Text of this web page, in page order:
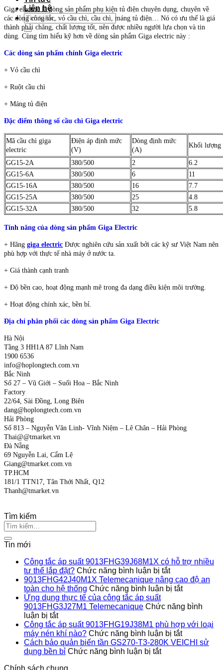
Liên hệ
Tìm
kiếm:
Giga electric là dòng sản phẩm phụ kiện tủ điện chuyên dụng, chuyên về
các dòng công tắc, vỏ cầu chì, cầu chì, máng tủ điện… Nó có ưu thế là giá
thành phải chăng, chất lượng tốt, nên được nhiều người lựa chọn và tin
dùng. Cùng tìm hiểu kỹ hơn về dòng sản phẩm Giga electric này :
Các dòng sản phẩm chính Giga electric
+ Vỏ cầu chì
+ Ruột cầu chì
+ Máng tủ điện
Đặc điểm thông số cầu chì Giga electric
Mã cầu chì giga
electric
Điện áp định mức
(V)
Dòng định mức
(A)
Khối lượng
GG15-2A 380/500 2
6.2
GG15-6A
380/500 6
11
GG15-16A
380/500 16
7.7
GG15-25A
380/500 25
4.8
GG15-32A
380/500 32 5.8
Tính năng của dòng sản phẩm Giga Electric
+ Hãng giga electric Được nghiên cứu sản xuất bởi các kỹ sư Việt Nam nên
phù hợp với thực tế nhà máy ở nước ta.
+ Giá thành cạnh tranh
+ Độ bền cao, hoạt động mạnh mẽ trong đa dạng điều kiện môi trường.
+ Hoạt động chính xác, bền bỉ.
Địa chỉ phân phối các dòng sản phẩm Giga Electric
Hà Nội
Tầng 3 HH1A 87 Lĩnh Nam
1900 6536
info@hoplongtech.com.vn
Bắc Ninh
Số 27 – Vũ Giới – Suối Hoa – Bắc Ninh
Factory
22/64, Sài Đồng, Long Biên
dang@hoplongtech.com.vn
Hải Phòng
Số 813 – Nguyễn Văn Linh- Vĩnh Niệm – Lê Chân – Hải Phòng
Thai@@tmarket.vn
Đà Nẵng
69 Nguyễn Lai, Cẩm Lệ
Giang@tmarket.com.vn
TP.HCM
181/1 TTN17, Tân Thới Nhất, Q12
Thanh@tmarket.vn
Tìm kiếm
Tin mới
Công tắc áp suất 9013FHG39J68M1X có hỗ trợ nhiều
tư thế lắp đặt? Chức năng bình luận bị tắtở
Công
tắc
suất
có
hỗ
trợ
9013FHG42J40M1X Telemecanique nâng cao độ an
toàn cho hệ thống Chức năng bình luận bị tắtở
cao
độ
an
Ứng dụng thực tế của công tắc áp suất
9013FHG3J27M1 Telemecanique Chức năng bình
luận bị tắtở
Ứng
dụng
thực
tế
Công tắc áp suất 9013FHG19J38M1 phù hợp với loại
máy nén khí nào? Chức năng bình luận bị tắtở
Công
Cách bảo quản biến tần GS270-T3-280K VEICHI sử
dụng bền bỉ Chức năng bình luận bị tắtở
Chính sách chung